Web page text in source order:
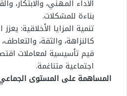
الأداء المهني، والابتكار،
بناءة للمشكلات.
تنمية المزايا الأخلاقية:
كالنزاهة، والثقة،
قيم تأسيسية لمعاملات
اجتماعية متناغمة.
المساهمة على المستوى